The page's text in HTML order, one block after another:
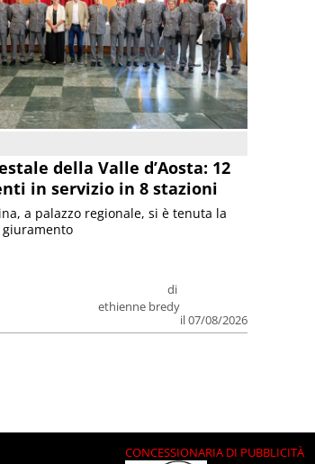
della Valle d’Aosta: 12
in servizio in 8 stazioni
di
ethienne bredy
il 07/08/2026
a palazzo regionale, si è tenuta la
CONCESSIONARIA DI PUBBLICITÀ